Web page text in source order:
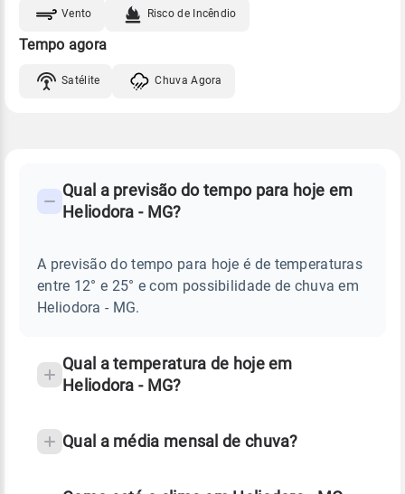
Vento Risco de Incêndio
Tempo agora
Satélite Chuva Agora
TEMPO
HELIODORA
Perguntas
sobre
chuva
Qual a previsão do tempo para hoje em
Heliodora - MG?
A previsão do tempo para hoje é de temperaturas
entre 12° e 25° e com possibilidade de chuva em
Heliodora - MG.
Qual a temperatura de hoje em
Heliodora - MG?
Qual a média mensal de chuva?